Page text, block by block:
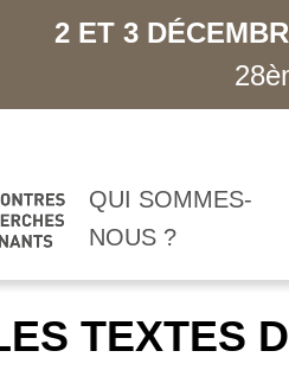
2 ET 3
QUI SOMMES-
NOUS ?
TEXTES